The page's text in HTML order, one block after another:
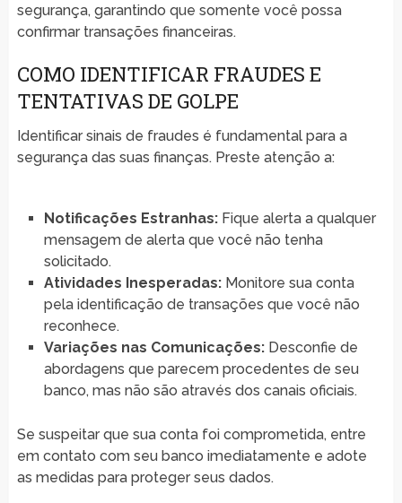
segurança, garantindo que somente você possa
confirmar transações financeiras.
COMO IDENTIFICAR FRAUDES E
TENTATIVAS DE GOLPE
Identificar sinais de fraudes é fundamental para a
segurança das suas finanças. Preste atenção a:
Notificações Estranhas:Fique alerta a qualquer
mensagem de alerta que você não tenha
solicitado.
Atividades Inesperadas:Monitore sua conta
pela identificação de transações que você não
reconhece.
Variações nas Comunicações:Desconfie de
abordagens que parecem procedentes de seu
banco, mas não são através dos canais oficiais.
Se suspeitar que sua conta foi comprometida, entre
em contato com seu banco imediatamente e adote
as medidas para proteger seus dados.